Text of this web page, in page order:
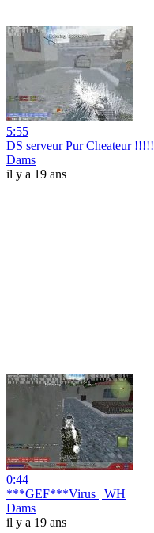
5:55
DS serveur Pur Cheateur !!!!!
Dams
il y a 19 ans
0:44
***GEF***Virus | WH
Dams
il y a 19 ans